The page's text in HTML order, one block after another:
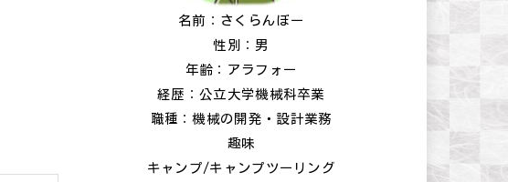
名前：さくらんぼー
性別：男
年齢：アラフォー
経歴：公立大学機械科卒業
職種：機械の開発・設計業務
趣味
キャンプ/キャンプツーリング